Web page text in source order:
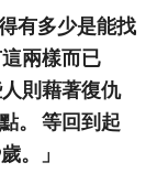
有多少是能找
兩樣而已
則藉著復仇
。 等回到起
。」